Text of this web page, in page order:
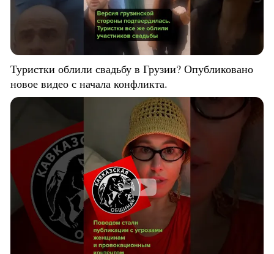
Туристки облили свадьбу в Грузии? Опубликовано
новое видео с начала конфликта.